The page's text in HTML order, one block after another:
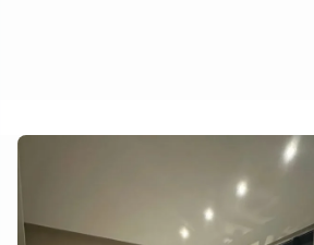
ダイニング
積水ハウス
キッチンハウス / kitchenhouse